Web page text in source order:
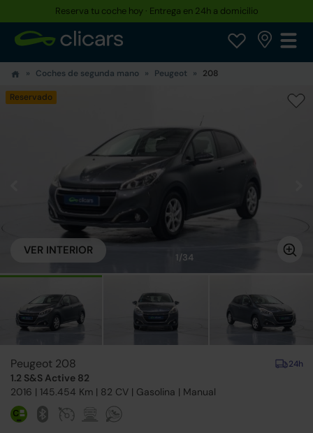
Reserva tu coche hoy · Entrega en 24h a domicilio
Coches de segunda mano Peugeot 208
Reservado
VER INTERIOR
1/34
Peugeot 208
1.2 S&S Active 82
2016 | 145.454 Km | 82 CV | Gasolina | Manual
24h